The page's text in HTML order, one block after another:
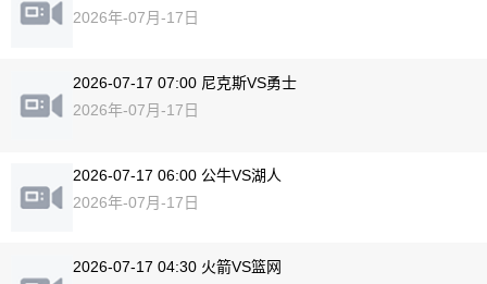
2026年-07月-17日
2026-07-17 07:00 尼克斯VS勇士
2026年-07月-17日
2026-07-17 06:00 公牛VS湖人
2026年-07月-17日
2026-07-17 04:30 火箭VS篮网